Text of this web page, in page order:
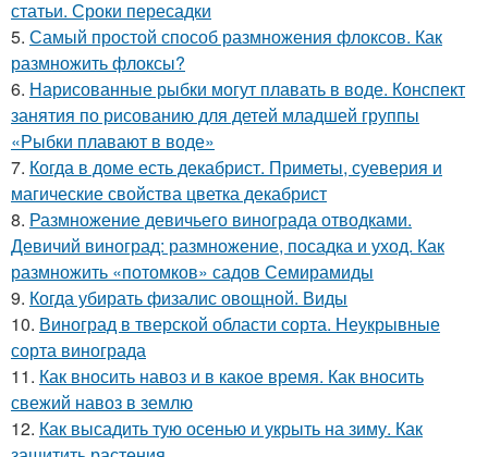
статьи. Сроки пересадки
5. Самый простой способ размножения флоксов. Как
размножить флоксы?
6. Нарисованные рыбки могут плавать в воде. Конспект
занятия по рисованию для детей младшей группы
«Рыбки плавают в воде»
7. Когда в доме есть декабрист. Приметы, суеверия и
магические свойства цветка декабрист
8. Размножение девичьего винограда отводками.
Девичий виноград: размножение, посадка и уход. Как
размножить «потомков» садов Семирамиды
9. Когда убирать физалис овощной. Виды
10. Виноград в тверской области сорта. Неукрывные
сорта винограда
11. Как вносить навоз и в какое время. Как вносить
свежий навоз в землю
12. Как высадить тую осенью и укрыть на зиму. Как